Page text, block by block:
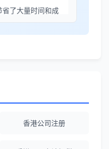
，顾问非常耐心解
★★★★★
香港公司注册